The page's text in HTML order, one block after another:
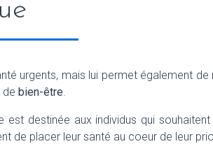
urgents, mais lui permet également
de bien-être.
est destinée aux individus qui
de placer leur santé au coeur de leur